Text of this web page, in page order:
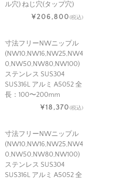
ル穴) ねじ穴(タップ穴)
¥206,800(税込)
寸法フリーNWニップル
(NW10,NW16,NW25,NW4
0,NW50,NW80,NW100)
ステンレス SUS304
SUS316L アルミ A5052 全
長：100〜200mm
¥18,370(税込)
寸法フリーNWニップル
(NW10,NW16,NW25,NW4
0,NW50,NW80,NW100)
ステンレス SUS304
SUS316L アルミ A5052 全